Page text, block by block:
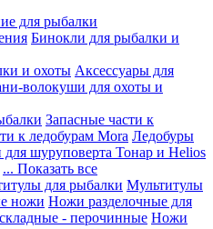
для рыбалки
Бинокли для рыбалки и
и охоты Аксессуары для
волокуши для охоты и
Запасные части к
к ледобурам Mora Ледобуры
шуруповерта Тонар и Helios
... Показать все
для рыбалки Мультитулы
ножи Ножи разделочные для
- перочинные Ножи